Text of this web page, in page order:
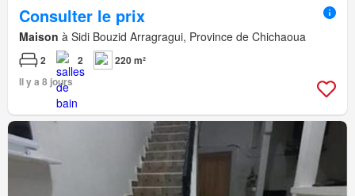
Consulter le prix
Maison à Sidi Bouzid Arragragui, Province de Chichaoua
2 2
220 m²
Il y a 8 jours